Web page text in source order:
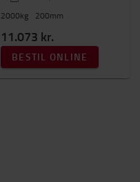
2000kg 200mm
11.073 kr.
BESTIL ONLINE